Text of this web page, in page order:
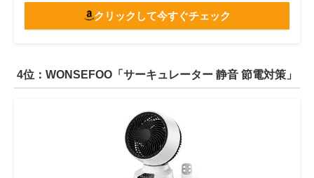
クリックして今すぐチェック
4位：WONSEFOO「サーキュレーター 静音 節電対策」